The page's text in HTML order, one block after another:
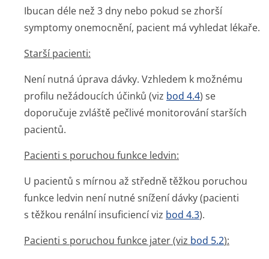
Ibucan déle než 3 dny nebo pokud se zhorší
symptomy onemocnění, pacient má vyhledat lékaře.
Starší pacienti:
Není nutná úprava dávky. Vzhledem k možnému
profilu nežádoucích účinků (viz bod 4.4) se
doporučuje zvláště pečlivé monitorování starších
pacientů.
Pacienti s poruchou funkce ledvin:
U pacientů s mírnou až středně těžkou poruchou
funkce ledvin není nutné snížení dávky (pacienti
s těžkou renální insuficiencí viz bod 4.3).
Pacienti s poruchou funkce jater (viz bod 5.2):